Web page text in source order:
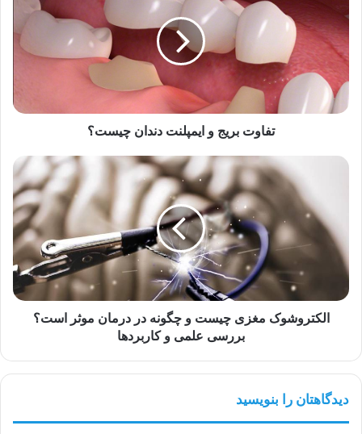
ایمپلنت
دندان
چیست؟
تفاوت بریج و ایمپلنت دندان چیست؟
الکتروشوک
چگونه
در
درمان
موثر
است؟
بررسیالکتروشوک مغزی چیست و چگونه در درمان موثر است؟
بررسی علمی و کاربردها
دیدگاهتان را بنویسید